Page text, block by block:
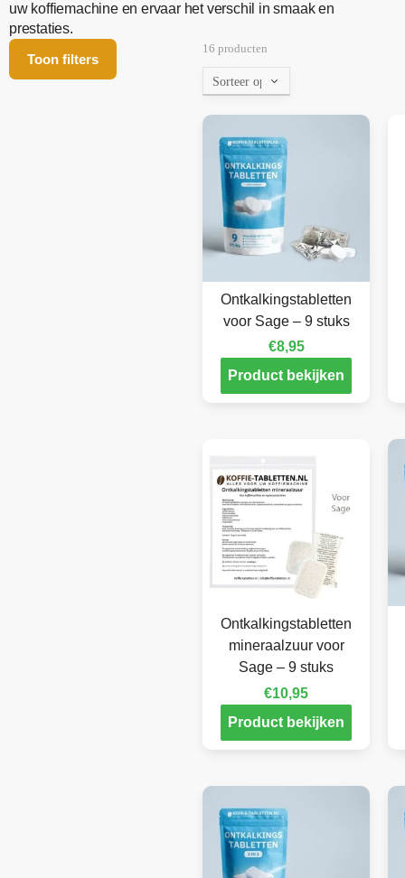
uw koffiemachine en ervaar het verschil in smaak en
prestaties.
Toon filters
16 producten
Ontkalkingstabletten
voor Sage – 9 stuks
€8,95
Product bekijken
Ontkalkingstabletten
mineraalzuur voor
Sage – 9 stuks
€10,95
Product bekijken